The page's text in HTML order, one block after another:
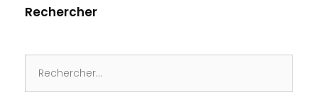
Rechercher
for: